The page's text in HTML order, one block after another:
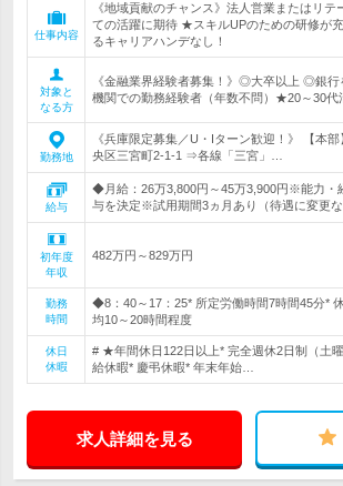
仕事内容
《地域貢献のチャンス》法人営業またはリテ
ての活躍に期待 ★スキルUPのための研修が
るキャリアハンデなし！
対象と
なる方
《金融業界経験者募集！》◎大卒以上 ◎銀行
機関での勤務経験者（年数不問）★20～30代
勤務地
《兵庫限定募集／U・Iターン歓迎！》 【本
央区三宮町2-1-1 ⇒各線「三宮」…
給与
◆月給：26万3,800円～45万3,900円※能力・
与を決定※試用期間3ヵ月あり（待遇に変更
初年度
年収
482万円～829万円
勤務
時間
◆8：40～17：25* 所定労働時間7時間45分*
均10～20時間程度
休日
休暇
# ★年間休日122日以上* 完全週休2日制（土
給休暇* 慶弔休暇* 年末年始…
求人詳細を見る